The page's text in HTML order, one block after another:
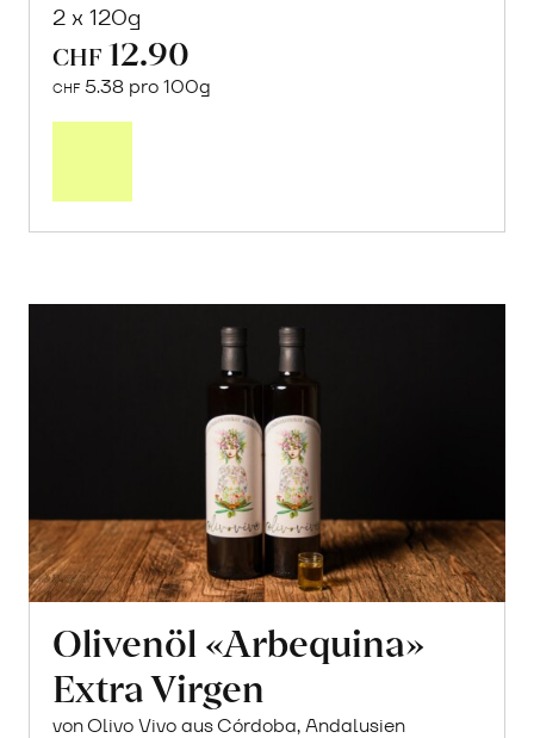
2 x 120g
CHF 12.90
CHF 5.38 pro 100g
Olivenöl «Arbequina»
Extra Virgen
von Olivo Vivo aus Córdoba, Andalusien